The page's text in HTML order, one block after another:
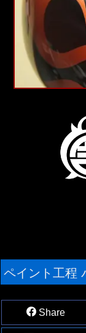
ペイント工程
Share